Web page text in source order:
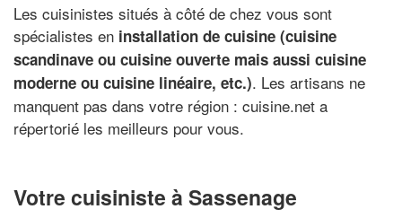
Les cuisinistes situés à côté de chez vous sont
spécialistes en installation de cuisine (cuisine
scandinave ou cuisine ouverte mais aussi cuisine
moderne ou cuisine linéaire, etc.). Les artisans ne
manquent pas dans votre région : cuisine.net a
répertorié les meilleurs pour vous.
Votre cuisiniste à Sassenage